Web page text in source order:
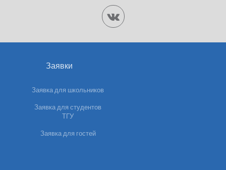
Заявки
Заявка для школьников
Заявка для студентов
ТГУ
Заявка для гостей